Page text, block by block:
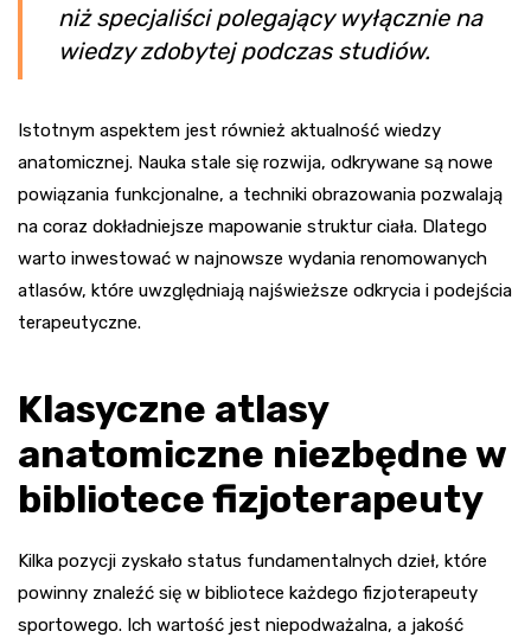
niż specjaliści polegający wyłącznie na
wiedzy zdobytej podczas studiów.
Istotnym aspektem jest również aktualność wiedzy
anatomicznej. Nauka stale się rozwija, odkrywane są nowe
powiązania funkcjonalne, a techniki obrazowania pozwalają
na coraz dokładniejsze mapowanie struktur ciała. Dlatego
warto inwestować w najnowsze wydania renomowanych
atlasów, które uwzględniają najświeższe odkrycia i podejścia
terapeutyczne.
Klasyczne atlasy
anatomiczne niezbędne w
bibliotece fizjoterapeuty
Kilka pozycji zyskało status fundamentalnych dzieł, które
powinny znaleźć się w bibliotece każdego fizjoterapeuty
sportowego. Ich wartość jest niepodważalna, a jakość